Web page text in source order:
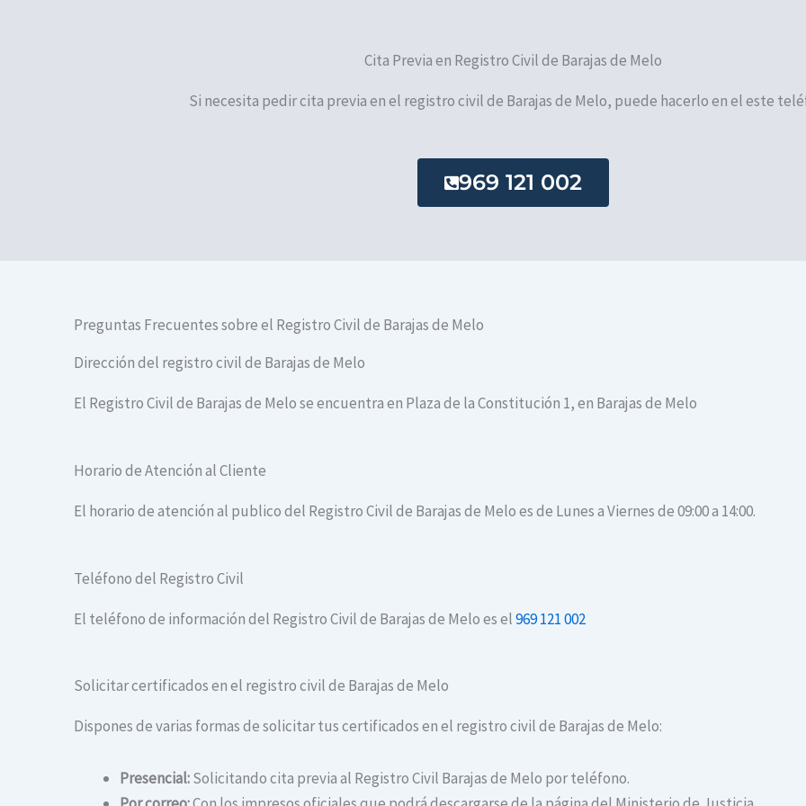
Cita Previa en Registro Civil de Barajas de Melo
Si necesita pedir cita previa en el registro civil de Barajas de Melo, puede hacerlo en el este
969 121 002
Preguntas Frecuentes sobre el Registro Civil de Barajas de Melo
Dirección del registro civil de Barajas de Melo
El Registro Civil de Barajas de Melo se encuentra en Plaza de la Constitución 1, en Barajas de Melo
Horario de Atención al Cliente
El horario de atención al publico del Registro Civil de Barajas de Melo es de Lunes a Viernes de 09:00 a 14:00.
Teléfono del Registro Civil
El teléfono de información del Registro Civil de Barajas de Melo es el969 121 002
Solicitar certificados en el registro civil de Barajas de Melo
Dispones de varias formas de solicitar tus certificados en el registro civil de Barajas de Melo:
Presencial:Solicitando cita previa al Registro Civil Barajas de Melo por teléfono.